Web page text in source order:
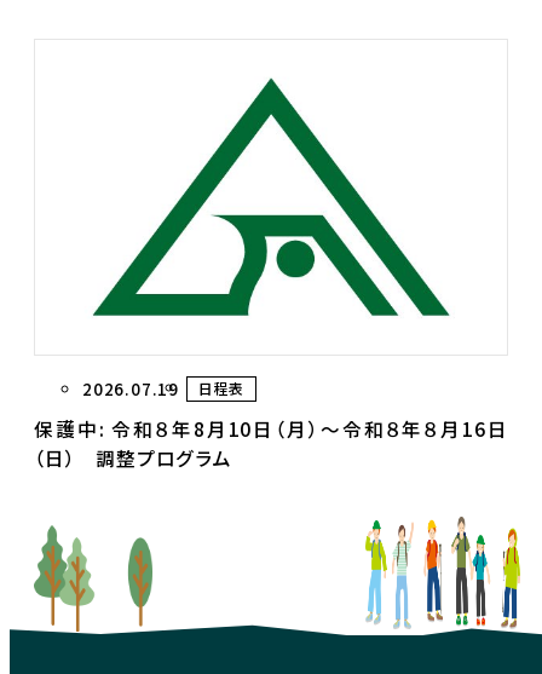
2026.07.19 日程表
保護中: 令和８年8月10日（月）～令和８年８月16日
（日） 調整プログラム